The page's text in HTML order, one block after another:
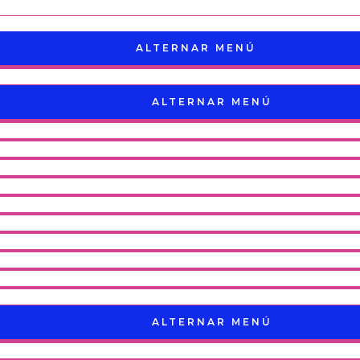
ALTERNAR MENÚ
ALTERNAR MENÚ
ALTERNAR MENÚ